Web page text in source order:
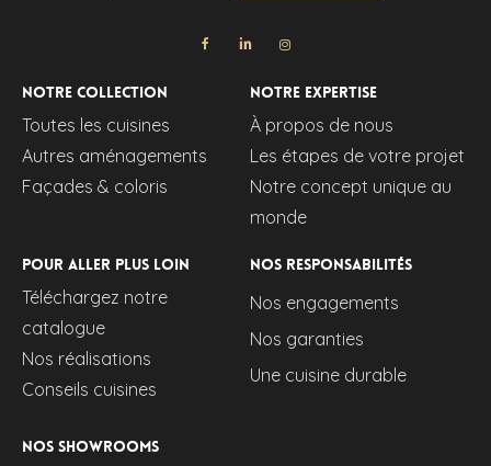
Notre collection
Toutes les cuisines
Autres aménagements
Façades & coloris
Notre expertise
À propos de nous
Les étapes de votre projet
Notre concept unique au
monde
Pour aller plus loin
Téléchargez notre
catalogue
Nos réalisations
Conseils cuisines
Nos responsabilités
Nos engagements
Nos garanties
Une cuisine durable
Nos showrooms